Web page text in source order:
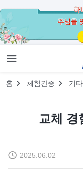
홈 체험간증 기타
교체 경
2025.06.02